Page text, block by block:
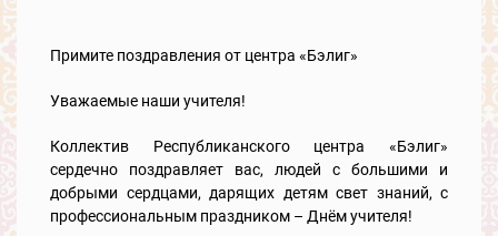
Примите поздравления от центра «Бэлиг»
Уважаемые наши учителя!
Коллектив Республиканского центра «Бэлиг»
сердечно поздравляет вас, людей с большими и
добрыми сердцами, дарящих детям свет знаний, с
профессиональным праздником – Днём учителя!